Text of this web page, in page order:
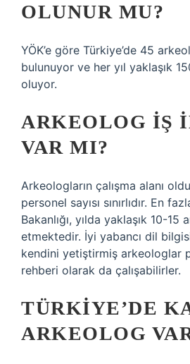
OLUNUR MU?
YÖK’e göre Türkiye’de 45
bulunuyor ve her yıl yaklaşık
oluyor.
ARKEOLOG IŞ
VAR MI?
Arkeologların çalışma alanı
personel sayısı sınırlıdır. En
Bakanlığı, yılda yaklaşık 10-
etmektedir. İyi yabancı dil
kendini yetiştirmiş arkeologlar
rehberi olarak da çalışabilirler.
TÜRKIYE’DE
ARKEOLOG